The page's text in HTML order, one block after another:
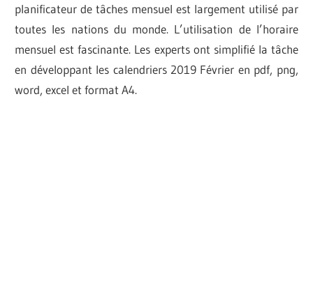
planificateur de tâches mensuel est largement utilisé par
toutes les nations du monde. L’utilisation de l’horaire
mensuel est fascinante. Les experts ont simplifié la tâche
en développant les calendriers 2019 Février en pdf, png,
word, excel et format A4.